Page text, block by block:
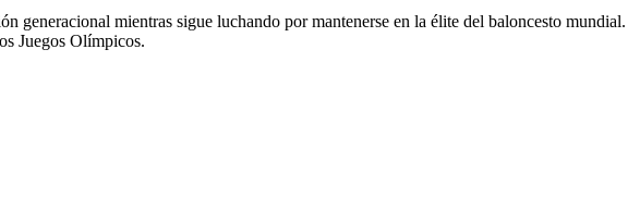
generacional mientras sigue luchando por mantenerse en la élite del baloncesto mundial.
Juegos Olímpicos.